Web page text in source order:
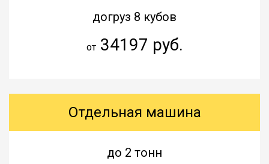
догруз 8 кубов
от34197 руб.
Отдельная машина
до 2 тонн